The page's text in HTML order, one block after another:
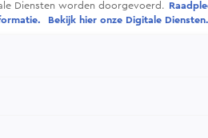
Diensten worden doorgevoerd.
Bekijk hier onze Digitale Diensten.